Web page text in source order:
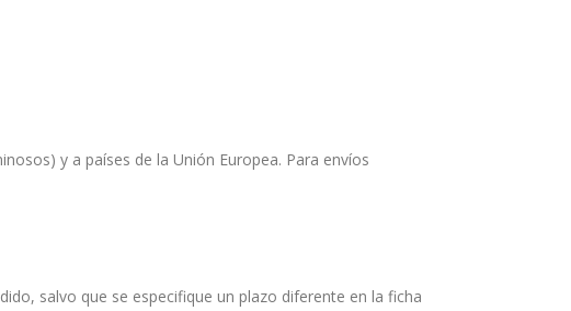
y a países de la Unión Europea. Para envíos
salvo que se especifique un plazo diferente en la ficha